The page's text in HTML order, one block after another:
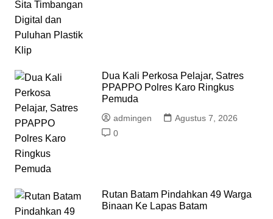
Dua Kali Perkosa Pelajar, Satres
PPAPPO Polres Karo Ringkus
Pemuda
admingen
Agustus 7, 2026
0
Rutan Batam Pindahkan 49 Warga
Binaan Ke Lapas Batam